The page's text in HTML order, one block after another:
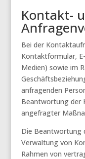
Kontakt-
Bei der
Kontaktformular,
Medien) sowie im
anfragenden
Beantwortung der
angefragter
Die Beantwortung
Verwaltung von
Rahmen von